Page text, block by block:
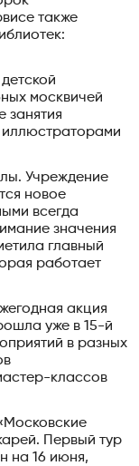
также
москвичей
занятия
иллюстраторами
Учреждение
новое
всегда
значения
главный
работает
акция
уже в 15-й
в разных
классов
Первый тур
на 16 июня,